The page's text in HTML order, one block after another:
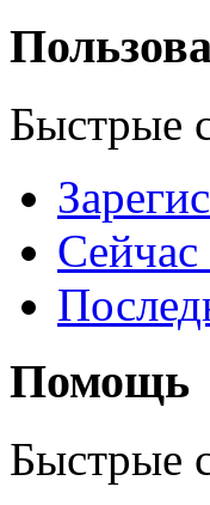
Быстрые
Помощь
Быстрые